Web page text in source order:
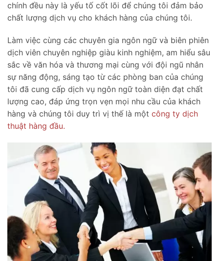
chính đều này là yếu tố cốt lõi để chúng tôi đảm bảo
chất lượng dịch vụ cho khách hàng của chúng tôi.
Làm việc cùng các chuyên gia ngôn ngữ và biên phiên
dịch viên chuyên nghiệp giàu kinh nghiệm, am hiểu sâu
sắc về văn hóa và thương mại cùng với đội ngũ nhân
sự năng động, sáng tạo từ các phòng ban của chúng
tôi đã cung cấp dịch vụ ngôn ngữ toàn diện đạt chất
lượng cao, đáp ứng trọn vẹn mọi nhu cầu của khách
hàng và chúng tôi duy trì vị thế là một công ty dịch
thuật hàng đầu.